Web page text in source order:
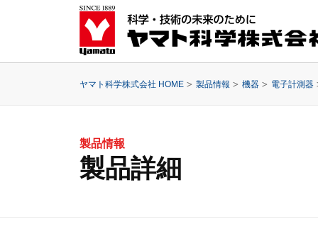
ヤマト科学株式会社 HOME 製品情報 機器 電子計測器
製品情報
製品詳細